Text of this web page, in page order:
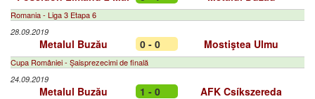
Romania - Liga 3 Etapa 6
28.09.2019
Metalul Buzău 0 - 0 Mostiştea Ulmu
Cupa României - Șaisprezecimi de finală
24.09.2019
Metalul Buzău 1 - 0 AFK Csíkszereda